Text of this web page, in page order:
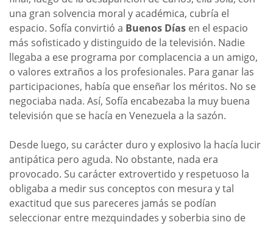
una gran solvencia moral y académica, cubría el
espacio. Sofía convirtió a Buenos Días en el espacio
más sofisticado y distinguido de la televisión. Nadie
llegaba a ese programa por complacencia a un amigo,
o valores extraños a los profesionales. Para ganar las
participaciones, había que enseñar los méritos. No se
negociaba nada. Así, Sofía encabezaba la muy buena
televisión que se hacía en Venezuela a la sazón.
Desde luego, su carácter duro y explosivo la hacía lucir
antipática pero aguda. No obstante, nada era
provocado. Su carácter extrovertido y respetuoso la
obligaba a medir sus conceptos con mesura y tal
exactitud que sus pareceres jamás se podían
seleccionar entre mezquindades y soberbia sino de